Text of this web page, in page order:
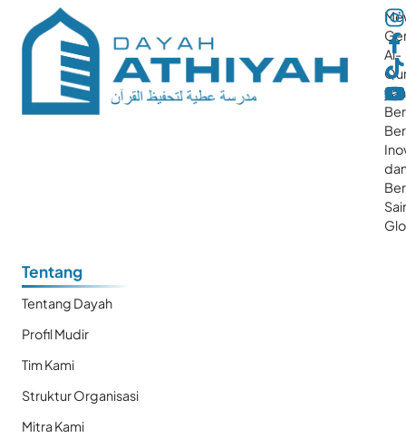
Al-
Tentang
Tentang Dayah
Profil Mudir
Tim Kami
Struktur Organisasi
Mitra Kami